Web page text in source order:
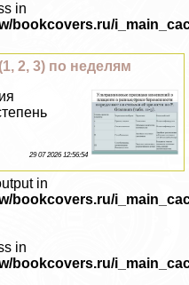
in
bookcovers.ru/
2, 3) по неделям
29 07 2026 12:56:54
in
bookcovers.ru/
in
bookcovers.ru/